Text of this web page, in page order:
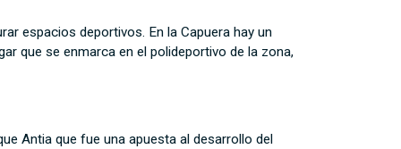
espacios deportivos. En la Capuera hay un
que se enmarca en el polideportivo de la zona,
Antia que fue una apuesta al desarrollo del